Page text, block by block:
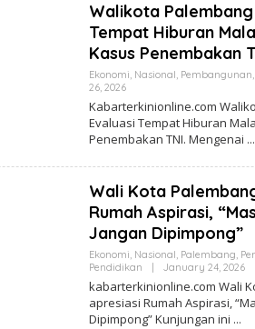
I
A
B
A
R
Walikota
Tempat Hiburan
Kasus Penembakan
Ekonomi, Nasional, Pembangunan,
26, 2026B
R
E
D
K
A
B
A
R
Kabarterkinionline.com
Evaluasi Tempat Hiburan
Penembakan TNI. Mengenai
Wali Kota
Rumah Aspirasi,
Jangan Dipimpong”
Ekonomi, Nasional, Palembang,
Pendidikan
January 24, 2026B
Y
R
E
kabarterkinionline.com Wali
apresiasi Rumah Aspirasi,
Dipimpong” Kunjungan ini